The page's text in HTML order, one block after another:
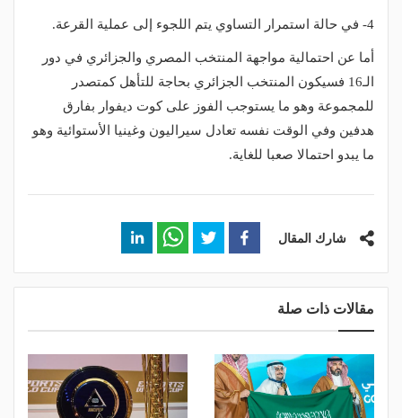
4- في حالة استمرار التساوي يتم اللجوء إلى عملية القرعة.
أما عن احتمالية مواجهة المنتخب المصري والجزائري في دور
الـ16 فسيكون المنتخب الجزائري بحاجة للتأهل كمتصدر
للمجموعة وهو ما يستوجب الفوز على كوت ديفوار بفارق
هدفين وفي الوقت نفسه تعادل سيراليون وغينيا الأستوائية وهو
ما يبدو احتمالا صعبا للغاية.
شارك المقال
مقالات ذات صلة